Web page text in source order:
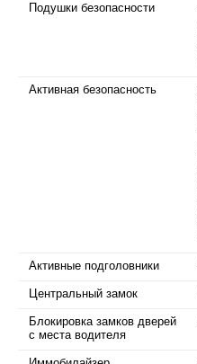
Подушки безопасности
Активная безопасность
Активные подголовники
Центральный замок
Блокировка замков дверей
с места водителя